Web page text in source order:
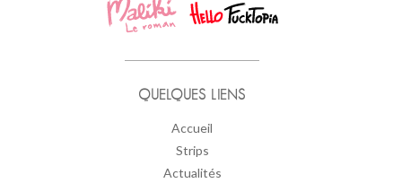
QUELQUES LIENS
Accueil
Strips
Actualités